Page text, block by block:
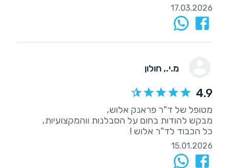
17.03.2026
מ.י., חולון
4.9
כל הכבוד לד"ר אלוש !
15.01.2026